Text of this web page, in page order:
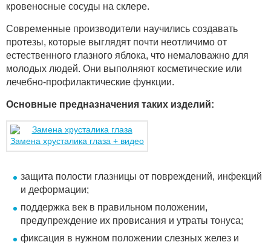
кровеносные сосуды на склере.
Современные производители научились создавать
протезы, которые выглядят почти неотличимо от
естественного глазного яблока, что немаловажно для
молодых людей. Они выполняют косметические или
лечебно-профилактические функции.
Основные предназначения таких изделий:
Замена хрусталика глаза + видео
защита полости глазницы от повреждений, инфекций
и деформации;
поддержка век в правильном положении,
предупреждение их провисания и утраты тонуса;
фиксация в нужном положении слезных желез и